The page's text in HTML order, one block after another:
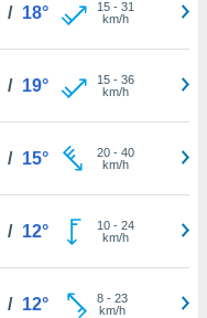
/ 18° 15- 31
km/h
/ 19° 15- 36
km/h
/ 15° 20- 40
km/h
/ 12° 10- 24
km/h
/ 12° 8- 23
km/h